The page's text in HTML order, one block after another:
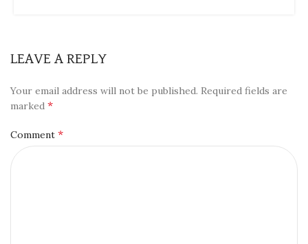
LEAVE A REPLY
Your email address will not be published. Required fields are
marked *
Comment *